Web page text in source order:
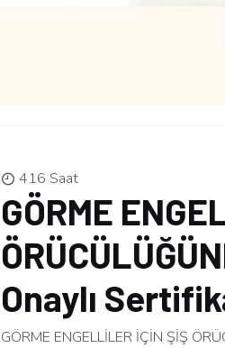
416 Saat
GÖRME
Onaylı
GÖRME ENGELLİLER İÇİN ŞİŞ